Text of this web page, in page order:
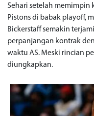
Sehari setelah memimpin
Pistons di babak playoff,
Bickerstaff semakin
perpanjangan kontrak
waktu AS. Meski rincian
diungkapkan.